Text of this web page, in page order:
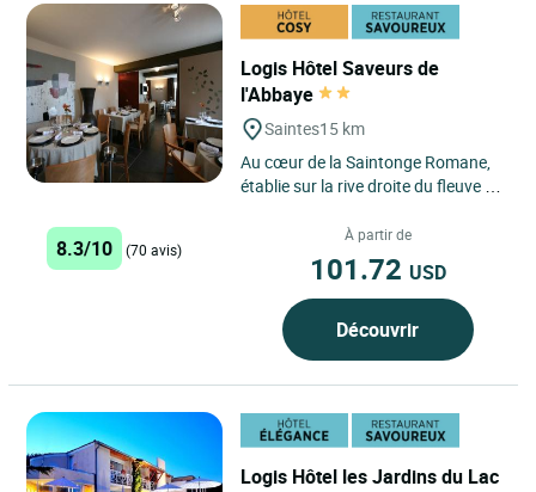
Logis Hôtel Saveurs de
l'Abbaye
Saintes15 km
Au cœur de la Saintonge Romane,
établie sur la rive droite du fleuve "la
Saveurs de l'Abbaye...
8.3/10 (70 avis)
À partir de
101.72 USD
Découvrir
Logis Hôtel les Jardins du Lac